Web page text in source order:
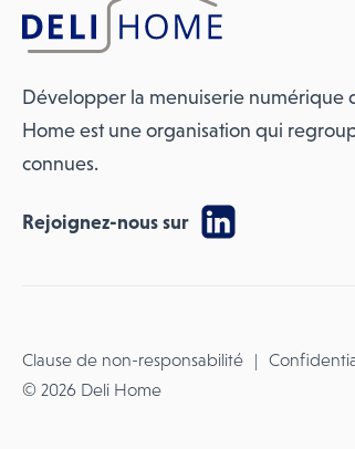
Développer la menuiserie numérique
Home est une organisation qui
connues.
Rejoignez-nous sur
Clause de non-responsabilité
© 2026 Deli Home